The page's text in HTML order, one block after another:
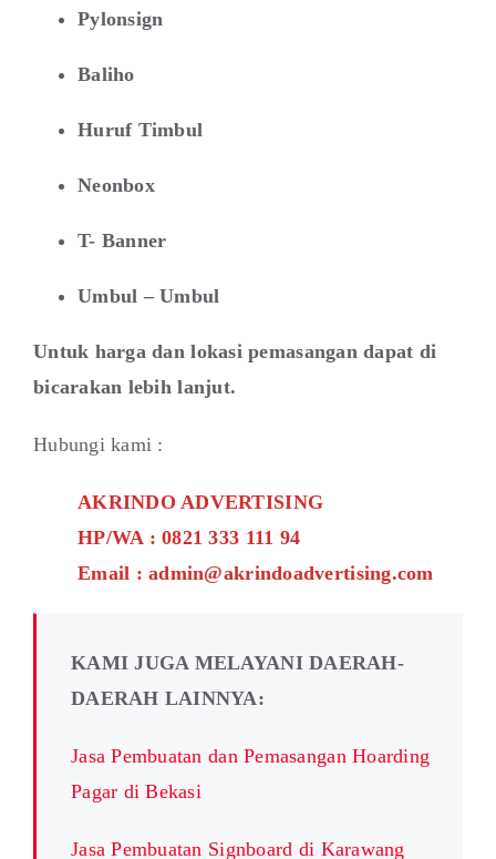
Pylonsign
Baliho
Huruf Timbul
Neonbox
T- Banner
Umbul – Umbul
Untuk harga dan lokasi pemasangan dapat di
bicarakan lebih lanjut.
Hubungi kami :
AKRINDO ADVERTISING
HP/WA : 0821 333 111 94
Email : admin@akrindoadvertising.com
KAMI JUGA MELAYANI DAERAH-
DAERAH LAINNYA:
Jasa Pembuatan dan Pemasangan Hoarding
Pagar di Bekasi
Jasa Pembuatan Signboard di Karawang